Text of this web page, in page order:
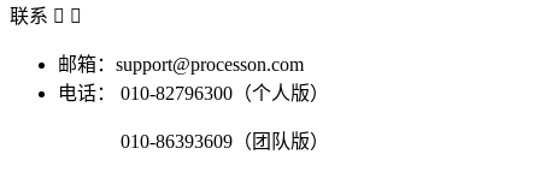
联系  
邮箱：support@processon.com
电话：
010-82796300（个人版）
010-86393609（团队版）